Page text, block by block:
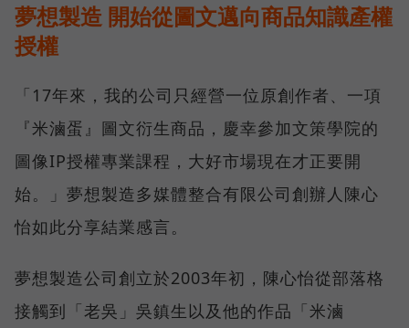
夢想製造 開始從圖文邁向商品知識產權
授權
「17年來，我的公司只經營一位原創作者、一項
『米滷蛋』圖文衍生商品，慶幸參加文策學院的
圖像IP授權專業課程，大好市場現在才正要開
始。」夢想製造多媒體整合有限公司創辦人陳心
怡如此分享結業感言。
夢想製造公司創立於2003年初，陳心怡從部落格
接觸到「老吳」吳鎮生以及他的作品「米滷